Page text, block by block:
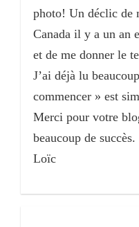
photo! Un déclic de
Canada il y a un an
et de me donner le
J’ai déjà lu
commencer » est
Merci pour votre
beaucoup de succès.
Loïc